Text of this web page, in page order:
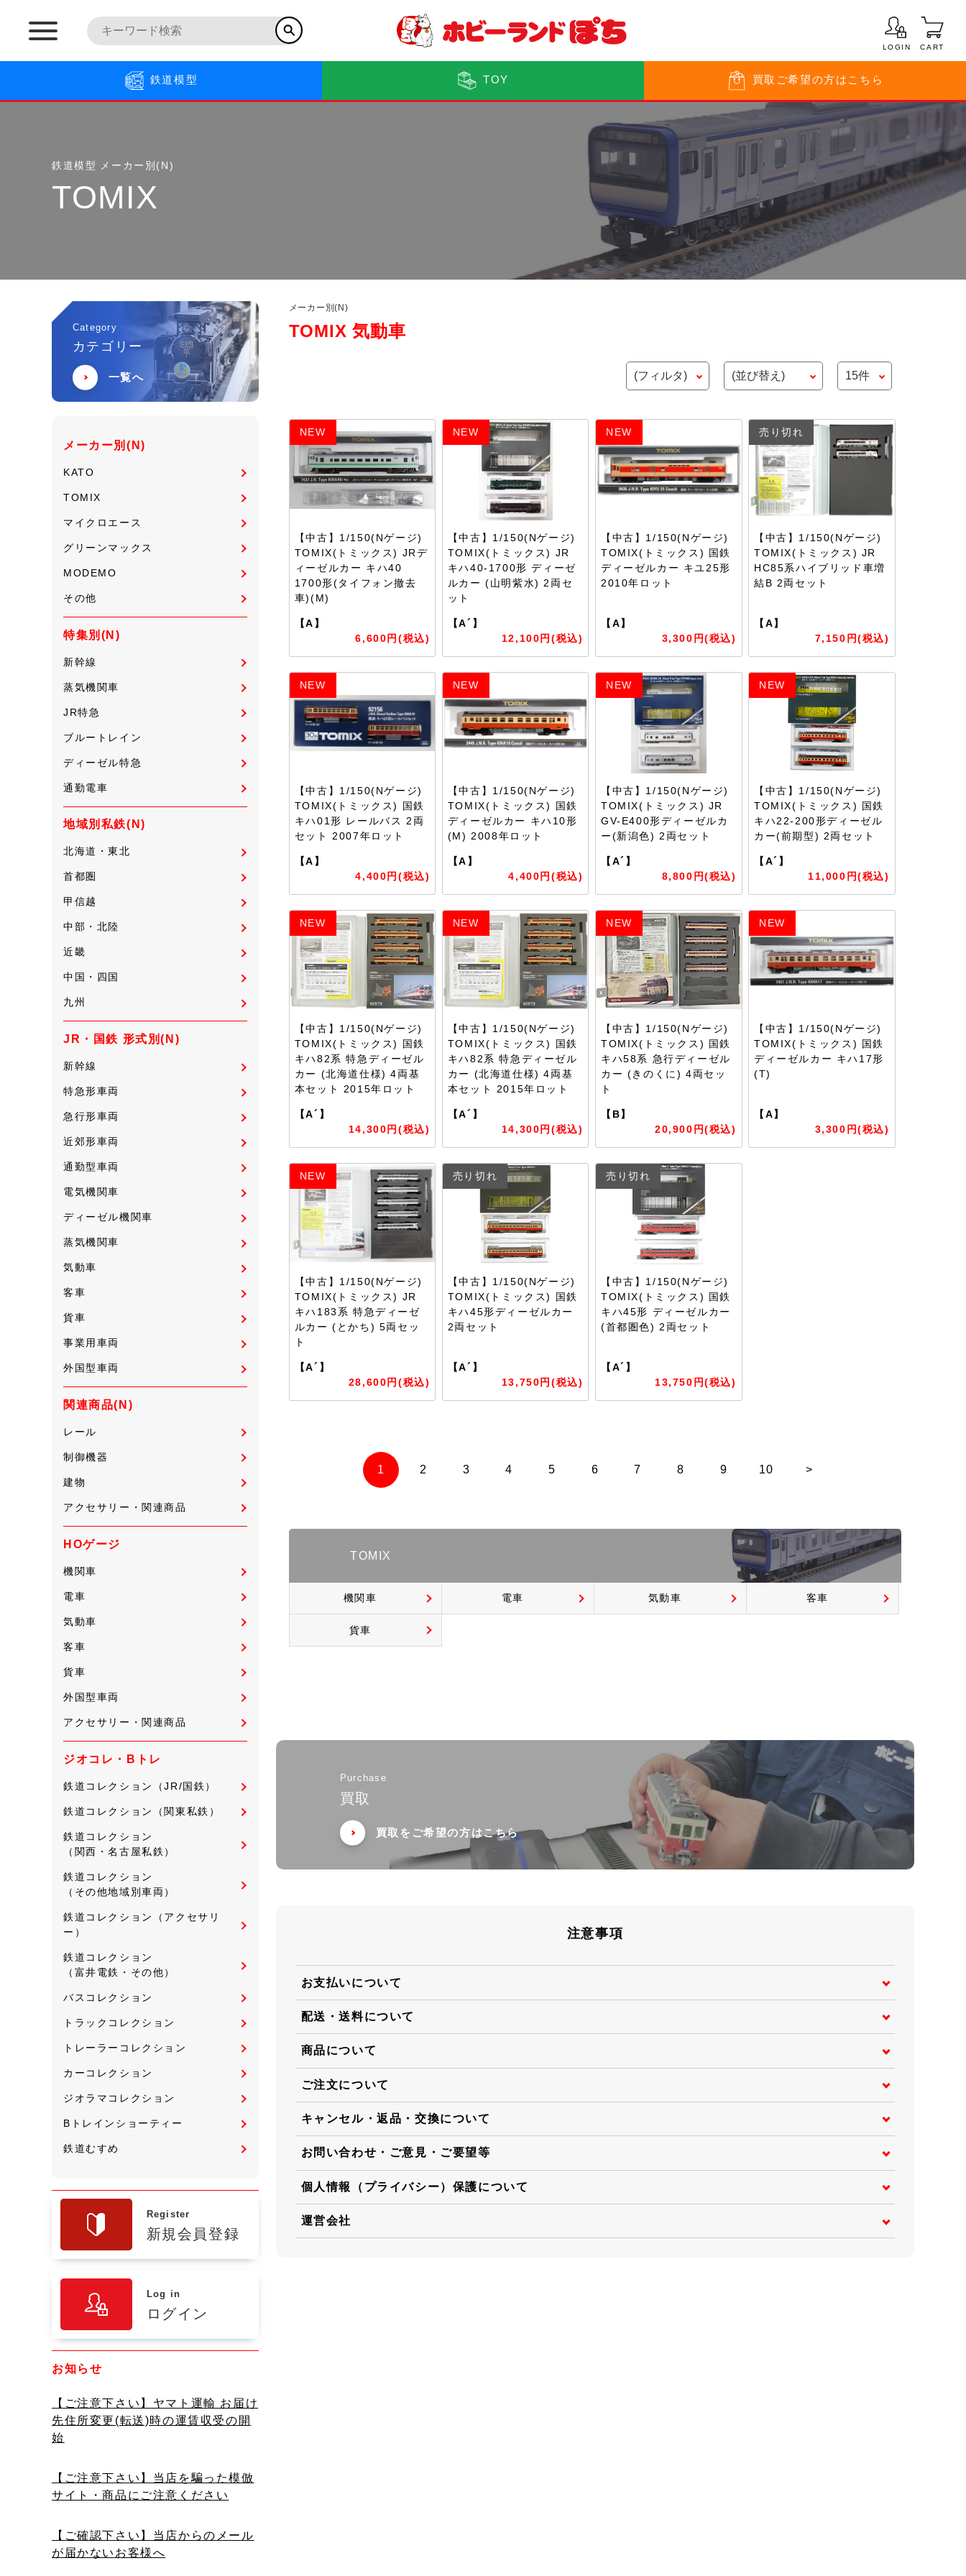
LOGIN CART
鉄道模型 TOY 買取 ご希望の方はこちら
鉄道模型 メーカー別(N)
TOMIX
Category
カテゴリー
一覧へ
メーカー別(N)
KATO
TOMIX
マイクロエース
グリーンマックス
MODEMO
その他
特集別(N)
新幹線
蒸気機関車
JR特急
ブルートレイン
ディーゼル特急
通勤電車
地域別私鉄(N)
北海道・東北
首都圏
甲信越
中部・北陸
近畿
中国・四国
九州
JR・国鉄 形式別(N)
新幹線
特急形車両
急行形車両
近郊形車両
通勤型車両
電気機関車
ディーゼル機関車
蒸気機関車
気動車
客車
貨車
事業用車両
外国型車両
関連商品(N)
レール
制御機器
建物
アクセサリー・関連商品
HOゲージ
機関車
電車
気動車
客車
貨車
外国型車両
アクセサリー・関連商品
ジオコレ・Bトレ
鉄道コレクション（JR/国鉄）
鉄道コレクション（関東私鉄）
鉄道コレクション
（関西・名古屋私鉄）
鉄道コレクション
（その他地域別車両）
鉄道コレクション（アクセサリ
ー）
鉄道コレクション
（富井電鉄・その他）
バスコレクション
トラックコレクション
トレーラーコレクション
カーコレクション
ジオラマコレクション
Bトレインショーティー
鉄道むすめ
Register
新規会員登録
Log in
ログイン
お知らせ
【ご注意下さい】ヤマト運輸 お届け
先住所変更(転送)時の運賃収受の開
始
【ご注意下さい】当店を騙った模倣
サイト・商品にご注意ください
【ご確認下さい】当店からのメール
が届かないお客様へ
メーカー別(N)
TOMIX 気動車
NEW
【中古】1/150(Nゲージ)
TOMIX(トミックス) JRデ
ィーゼルカー キハ40
1700形(タイフォン撤去
車)(M)
【A】
6,600円(税込)
NEW
【中古】1/150(Nゲージ)
TOMIX(トミックス) JR
キハ40-1700形 ディーゼ
ルカー (山明紫水) 2両セ
ット
【A´】
12,100円(税込)
NEW
【中古】1/150(Nゲージ)
TOMIX(トミックス) 国鉄
ディーゼルカー キユ25形
2010年ロット
【A】
3,300円(税込)
売り切れ
【中古】1/150(Nゲージ)
TOMIX(トミックス) JR
HC85系ハイブリッド車増
結B 2両セット
【A】
7,150円(税込)
NEW
【中古】1/150(Nゲージ)
TOMIX(トミックス) 国鉄
キハ01形 レールバス 2両
セット 2007年ロット
【A】
4,400円(税込)
NEW
【中古】1/150(Nゲージ)
TOMIX(トミックス) 国鉄
ディーゼルカー キハ10形
(M) 2008年ロット
【A】
4,400円(税込)
NEW
【中古】1/150(Nゲージ)
TOMIX(トミックス) JR
GV-E400形ディーゼルカ
ー(新潟色) 2両セット
【A´】
8,800円(税込)
NEW
【中古】1/150(Nゲージ)
TOMIX(トミックス) 国鉄
キハ22-200形ディーゼル
カー(前期型) 2両セット
【A´】
11,000円(税込)
NEW
【中古】1/150(Nゲージ)
TOMIX(トミックス) 国鉄
キハ82系 特急ディーゼル
カー (北海道仕様) 4両基
本セット 2015年ロット
【A´】
14,300円(税込)
NEW
【中古】1/150(Nゲージ)
TOMIX(トミックス) 国鉄
キハ82系 特急ディーゼル
カー (北海道仕様) 4両基
本セット 2015年ロット
【A´】
14,300円(税込)
NEW
【中古】1/150(Nゲージ)
TOMIX(トミックス) 国鉄
キハ58系 急行ディーゼル
カー (きのくに) 4両セッ
ト
【B】
20,900円(税込)
NEW
【中古】1/150(Nゲージ)
TOMIX(トミックス) 国鉄
ディーゼルカー キハ17形
(T)
【A】
3,300円(税込)
NEW
【中古】1/150(Nゲージ)
TOMIX(トミックス) JR
キハ183系 特急ディーゼ
ルカー (とかち) 5両セッ
ト
【A´】
28,600円(税込)
売り切れ
【中古】1/150(Nゲージ)
TOMIX(トミックス) 国鉄
キハ45形ディーゼルカー
2両セット
【A´】
13,750円(税込)
売り切れ
【中古】1/150(Nゲージ)
TOMIX(トミックス) 国鉄
キハ45形 ディーゼルカー
(首都圏色) 2両セット
【A´】
13,750円(税込)
1 2 3 4 5 6 7 8 9 10 >
TOMIX
機関車 電車 気動車 客車
貨車
Purchase
買取
買取をご希望の方はこちら
注意事項
お支払いについて
配送・送料について
商品について
ご注文について
キャンセル・返品・交換について
お問い合わせ・ご意見・ご要望等
個人情報（プライバシー）保護について
運営会社